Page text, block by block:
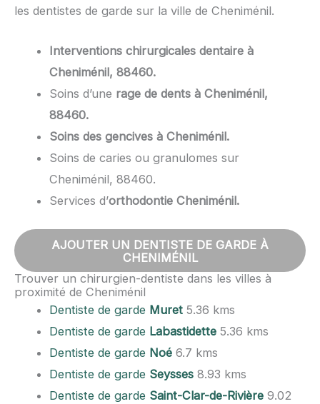
les dentistes de garde sur la ville de Cheniménil.
Interventions chirurgicales dentaire à
Cheniménil, 88460.
Soins d’une rage de dents à Cheniménil,
88460.
Soins des gencives à Cheniménil.
Soins de caries ou granulomes sur
Cheniménil, 88460.
Services d’orthodontie Cheniménil.
AJOUTER UN DENTISTE DE GARDE À
CHENIMÉNIL
Trouver un chirurgien-dentiste dans les villes à
proximité de Cheniménil
Dentiste de garde Muret 5.36 kms
Dentiste de garde Labastidette 5.36 kms
Dentiste de garde Noé 6.7 kms
Dentiste de garde Seysses 8.93 kms
Dentiste de garde Saint-Clar-de-Rivière 9.02